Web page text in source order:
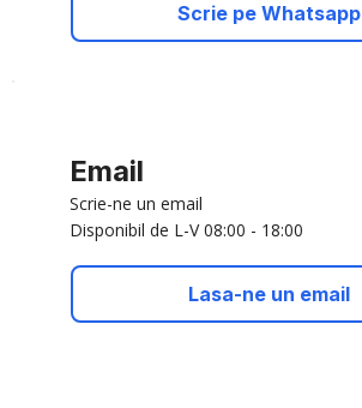
Scrie pe Whatsapp
Email
Scrie-ne un email
Disponibil de L-V 08:00 - 18:00
Lasa-ne un email